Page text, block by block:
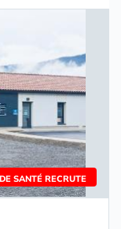
SANTÉ RECRUTE